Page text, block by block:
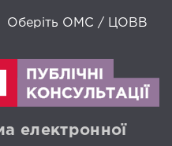
Оберіть ОМС / ЦОВВ
електронної